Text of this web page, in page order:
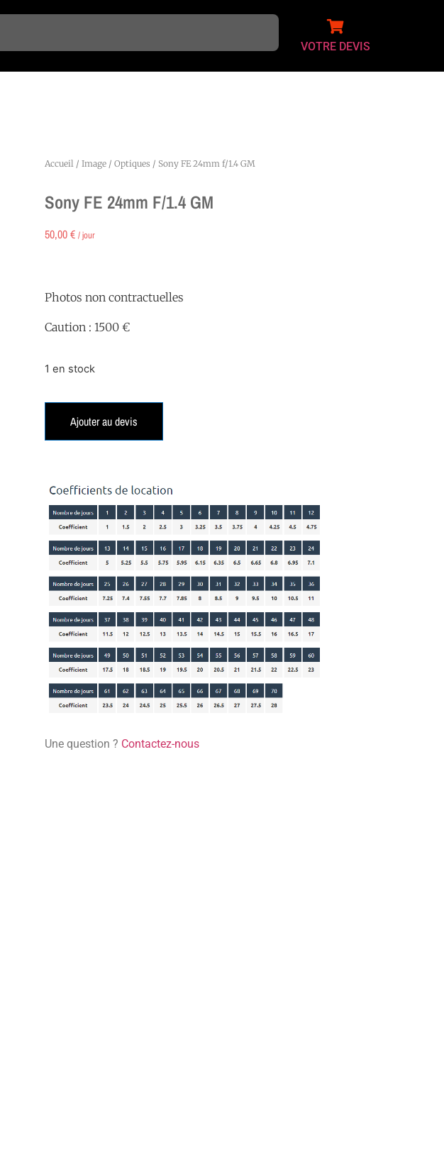
VOTRE DEVIS
Accueil /Image /Optiques / Sony FE 24mm f/1.4 GM
Sony FE 24mm F/1.4 GM
50,00€ / jour
Photos non contractuelles
Caution : 1500 €
1 en stock
Ajouter au devis
Une question ? Contactez-nous